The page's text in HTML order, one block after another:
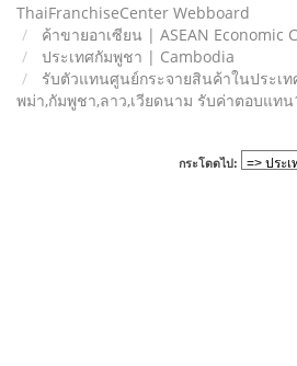
ThaiFranchiseCenter Webboard
ค้าขายอาเซียน | ASEAN Economic
ประเทศกัมพูชา | Cambodia
รับตัวแทนศูนย์กระจายสินค้าในประเท
พม่า,กัมพูชา,ลาว,เวียดนาม รับค่าตอบแท
กระโดดไป: